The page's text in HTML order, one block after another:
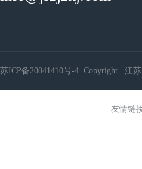
苏ICP备20041410号-4 Copyright 江苏
友情链